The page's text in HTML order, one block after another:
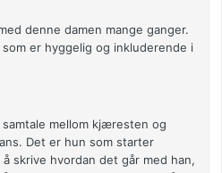
denne damen mange ganger.
er hyggelig og inkluderende i
mellom kjæresten og
Det er hun som starter
skrive hvordan det går med han,